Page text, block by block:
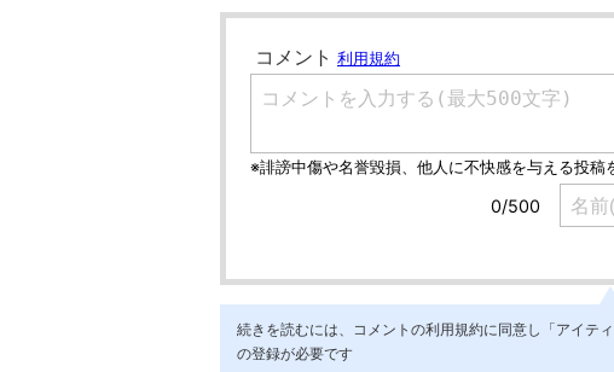
続きを読むには、コメントの利用規約に同意し「アイテ
の登録が必要です